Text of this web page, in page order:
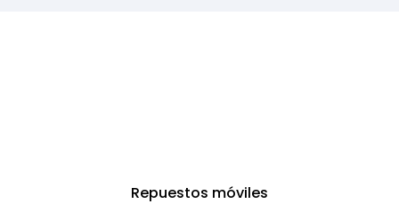
Repuestos móviles